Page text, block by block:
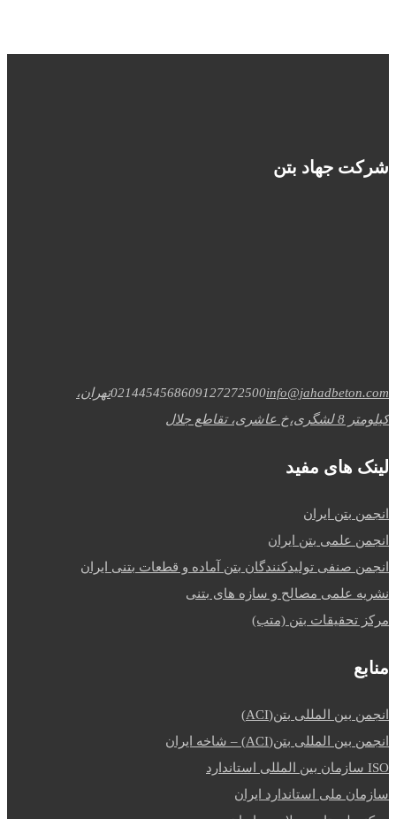
شرکت جهاد بتن
0214454568609127272500info@jahadbeton.com
تهران،
کیلومتر 8 لشگری،خ عاشری، تقاطع جلال
لینک های مفید
انجمن بتن ایران
انجمن علمی بتن ایران
انجمن صنفی تولیدکنندگان بتن آماده و قطعات بتنی ایران
نشریه علمی مصالح و سازه های بتنی
مرکز تحقیقات بتن (متب)
منابع
انجمن بین المللی بتن(ACI)
انجمن بین المللی بتن(ACI) – شاخه ایران
ISO سازمان بین المللی استاندارد
سازمان ملی استاندارد ایران